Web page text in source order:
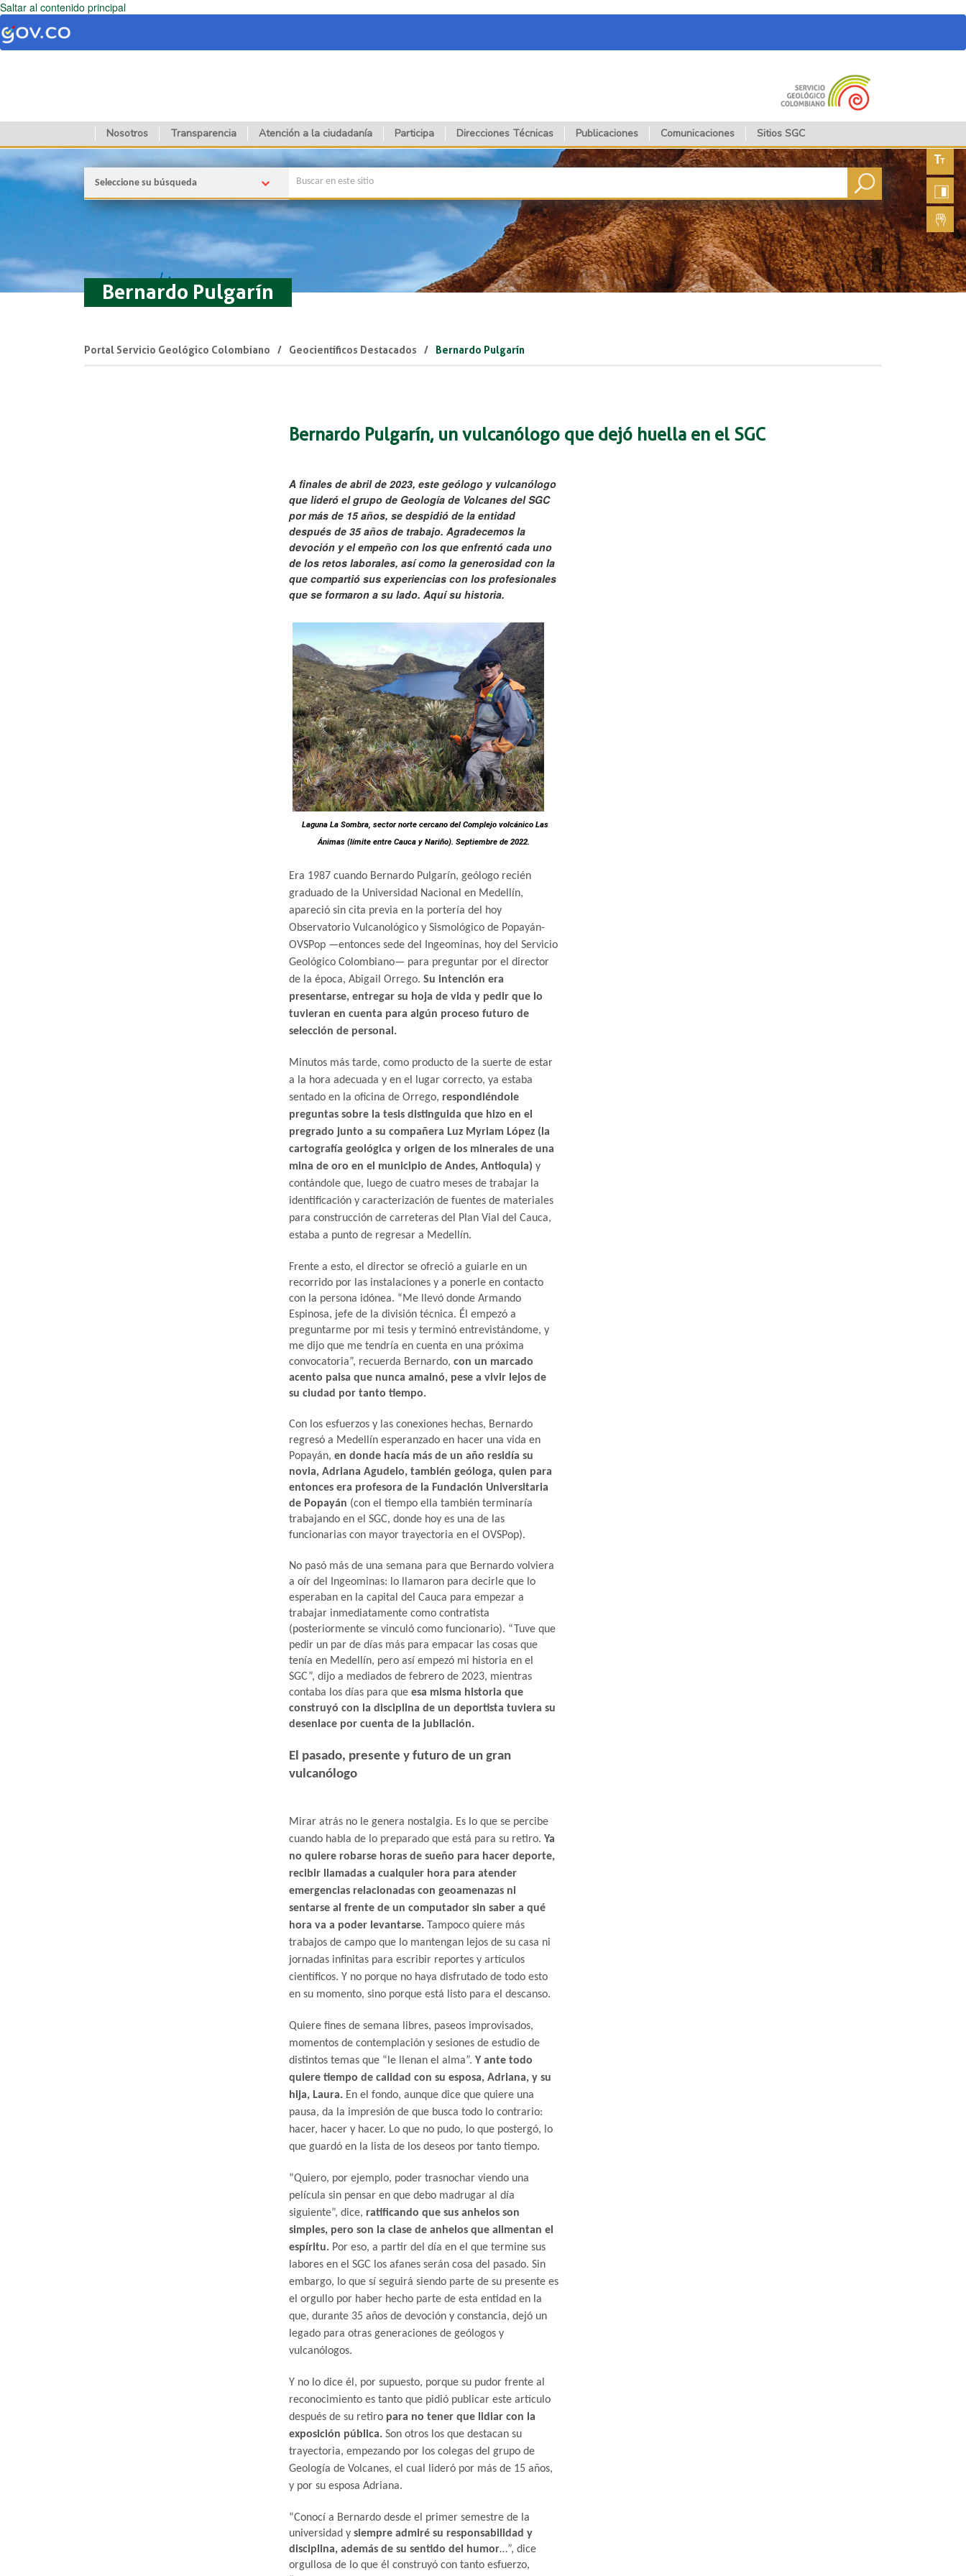
Saltar al contenido principal
Nosotros Transparencia Atención a la ciudadanía Participa Direcciones Técnicas Publicaciones Comunicaciones Sitios SGC
fuente
Lengua
de
Seleccione su búsqueda
Bernardo Pulgarín
Portal Servicio Geológico Colombiano Geocientíficos Destacados Bernardo Pulgarín
Bernardo Pulgarín, un vulcanólogo que dejó huella en el SGC
A finales de abril de 2023, este geólogo y vulcanólogo
que lideró el grupo de Geología de Volcanes del SGC
por más de 15 años, se despidió de la entidad
después de 35 años de trabajo. Agradecemos la
devoción y el empeño con los que enfrentó cada uno
de los retos laborales, así como la generosidad con la
que compartió sus experiencias con los profesionales
que se formaron a su lado. Aquí su historia​​.
Laguna La Sombra, sector norte cercano del Complejo volcánico Las
Ánimas (límite entre Cauca y Nariño). Septiembre de 2022.
Era 1987 cuando Bernardo Pulgarín, geólogo recién
graduado de la Universidad Nacional en Medellín,
apareció sin cita previa en la portería del hoy
Observatorio Vulcanológico y Sismológico de Popayán-
OVSPop —entonces sede del Ingeominas, hoy del Servicio
Geológico Colombiano— para preguntar por el director
de la época, Abigail Orrego. Su intención era
presentarse, entregar su hoja de vida y pedir que lo
tuvieran en cuenta para algún proceso futuro de
selección de personal.
Minutos más tarde, como producto de la suerte de estar
a la hora adecuada y en el lugar correcto, ya estaba
sentado en la oficina de Orrego, respondiéndole
preguntas sobre la tesis distinguida que hizo en el
pregrado junto a su compañera Luz Myriam López (la
cartografía geológica y origen de los minerales de una
mina de oro en el municipio de Andes, Antioquia) y
contándole que, luego de cuatro meses de trabajar la
identificación y caracterización de fuentes de materiales
para construcción de carreteras del Plan Vial del Cauca,
estaba a punto de regresar a Medellín.
Frente a esto, el director se ofreció a guiarle en un
recorrido por las instalaciones y a ponerle en contacto
con la persona idónea. “Me llevó donde Armando
Espinosa, jefe de la división técnica. Él empezó a
preguntarme por mi tesis y terminó entrevistándome, y
me dijo que me tendría en cuenta en una próxima
convocatoria”, recuerda Bernardo, con un marcado
acento paisa que nunca amainó, pese a vivir lejos de
su ciudad por tanto tiempo.
Con los esfuerzos y las conexiones hechas, Bernardo
regresó a Medellín esperanzado en hacer una vida en
Popayán, en donde hacía más de un año residía su
novia, Adriana Agudelo, también geóloga, quien para
entonces era profesora de la Fundación Universitaria
de Popayán (con el tiempo ella también terminaría
trabajando en el SGC, donde hoy es una de las
funcionarias con mayor trayectoria en el OVSPop).
No pasó más de una semana para que Bernardo volviera
a oír del Ingeominas: lo llamaron para decirle que lo
esperaban en la capital del Cauca para empezar a
trabajar inmediatamente como contratista
(posteriormente se vinculó como funcionario). “Tuve que
pedir un par de días más para empacar las cosas que
tenía en Medellín, pero así empezó mi historia en el
SGC”, dijo a mediados de febrero de 2023, mientras
contaba los días para que esa misma historia que
construyó con la disciplina de un deportista tuviera su
desenlace por cuenta de la jubilación.
El pasado, presente y futuro de un gran
vulcanólogo
Mirar atrás no le genera nostalgia. Es lo que se percibe
cuando habla de lo preparado que está para su retiro. Ya
no quiere robarse horas de sueño para hacer deporte,
recibir llamadas a cualquier hora para atender
emergencias relacionadas con geoamenazas ni
sentarse al frente de un computador sin saber a qué
hora va a poder levantarse.
Tampoco quiere más
trabajos de campo que lo mantengan lejos de su casa ni
jornadas infinitas para escribir reportes y artículos
científicos. Y no porque no haya disfrutado de todo esto
en su momento, sino porque está listo para el descanso.
Quiere fines de semana libres, paseos improvisados,
momentos de contemplación y sesiones de estudio de
distintos temas que “le llenan el alma”. Y ante todo
quiere tiempo de calidad con su esposa, Adriana, y su
hija, Laura. En el fondo, aunque dice que quiere una
pausa, da la impresión de que busca todo lo contrario:
hacer, hacer y hacer. Lo que no pudo, lo que postergó, lo
que guardó en la lista de los deseos por tanto tiempo.
“Quiero, por ejemplo, poder trasnochar viendo una
película sin pensar en que debo madrugar al día
siguiente”, dice, ratificando que sus anhelos son
simples, pero son la clase de anhelos que alimentan el
espíritu. Por eso, a partir del día en el que termine sus
labores en el SGC los afanes serán cosa del pasado. Sin
embargo, lo que sí seguirá siendo parte de su presente es
el orgullo por haber hecho parte de esta entidad en la
que, durante 35 años de devoción y constancia, dejó un
legado para otras generaciones de geólogos y
vulcanólogos.
Y no lo dice él, por supuesto, porque su pudor frente al
reconocimiento es tanto que pidió publicar este artículo
después de su retiro para no tener que lidiar con la
exposición pública. Son otros los que destacan su
trayectoria, empezando por los colegas del grupo de
Geología de Volcanes, el cual lideró por más de 15 años,
y por su esposa Adriana.
“Conocí a Bernardo desde el primer semestre de la
universidad y siempre admiré su responsabilidad y
disciplina, además de su sentido del humor…”, dice
orgullosa de lo que él construyó con tanto esfuerzo,